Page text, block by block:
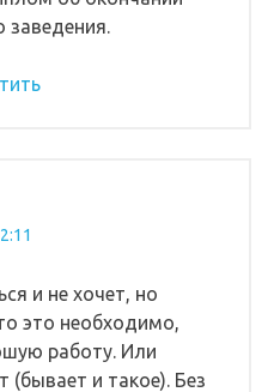
заведения.
и не хочет, но
это необходимо,
работу. Или
(бывает и такое). Без